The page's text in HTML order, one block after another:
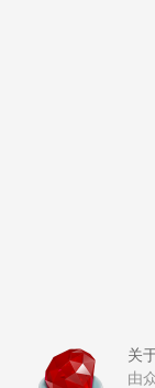
关
由